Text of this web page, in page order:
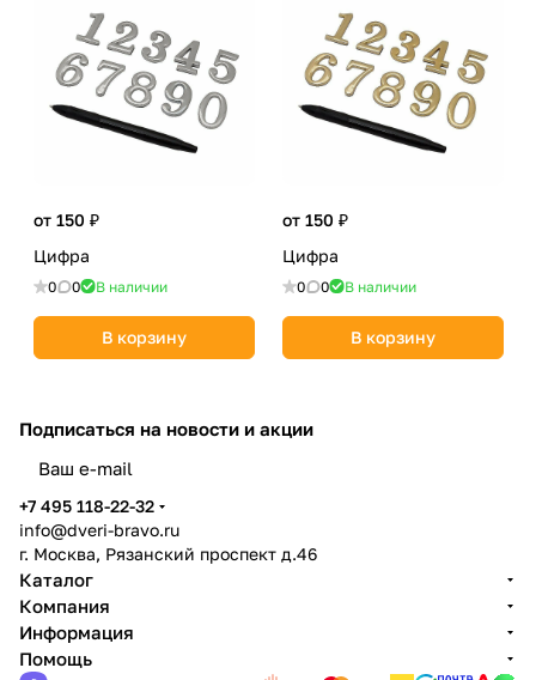
от 150 ₽
Цифра
0 0 В наличии
В корзину
от 150 ₽
Цифра
0 0 В наличии
В корзину
Подписаться на новости и акции
+7 495 118-22-32
info@dveri-bravo.ru
г. Москва, Рязанский проспект д.46
Каталог
Компания
Информация
Помощь